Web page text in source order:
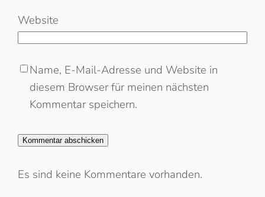
Website
Name, E-Mail-Adresse und Website in
diesem Browser für meinen nächsten
Kommentar speichern.
Es sind keine Kommentare vorhanden.